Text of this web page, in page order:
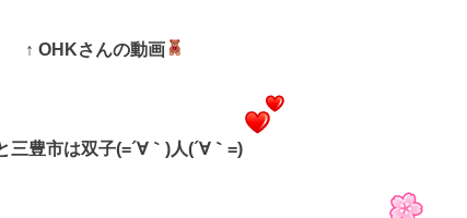
↑ OHKさんの動画
三豊市は双子(=´∀｀)人(´∀｀=)